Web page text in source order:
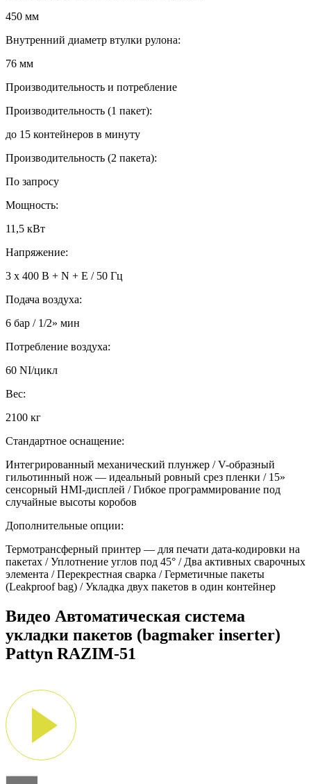
450 мм
Внутренний диаметр втулки рулона:
76 мм
Производительность и потребление
Производительность (1 пакет):
до 15 контейнеров в минуту
Производительность (2 пакета):
По запросу
Мощность:
11,5 кВт
Напряжение:
3 x 400 В + N + E / 50 Гц
Подача воздуха:
6 бар / 1/2» мин
Потребление воздуха:
60 NI/цикл
Вес:
2100 кг
Стандартное оснащение:
Интегрированный механический плунжер / V-образный
гильотинный нож — идеальный ровный срез пленки / 15»
сенсорный HMI-дисплей / Гибкое программирование под
случайные высоты коробов
Дополнительные опции:
Термотрансферный принтер — для печати дата-кодировки на
пакетах / Уплотнение углов под 45° / Два активных сварочных
элемента / Перекрестная сварка / Герметичные пакеты
(Leakproof bag) / Укладка двух пакетов в один контейнер
Видео Автоматическая система
укладки пакетов (bagmaker inserter)
Pattyn RAZIM-51